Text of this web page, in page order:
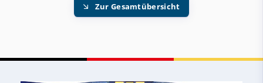
Zur Gesamtübersicht